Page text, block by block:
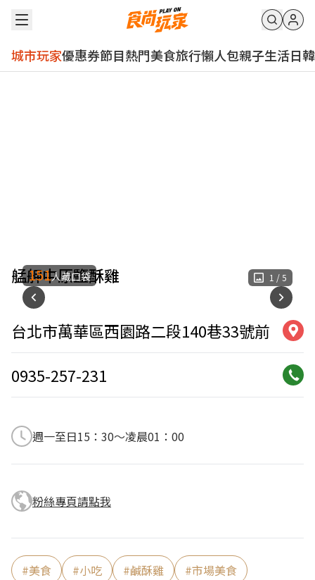
城市玩家優惠券節目熱門美食旅行懶人包親子生活日韓
艋舺中原鹽酥雞 1 /5
151人藏口袋
台北市萬華區西園路二段140巷33號前
0935-257-231
週一至日15：30～凌晨01：00
粉絲專頁請點我
#美食 #小吃 #鹹酥雞 #市場美食